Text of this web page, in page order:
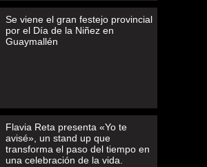
Se viene el gran festejo provincial
por el Día de la Niñez en
Guaymallén
Flavia Reta presenta «Yo te
avisé», un stand up que
transforma el paso del tiempo en
una celebración de la vida.